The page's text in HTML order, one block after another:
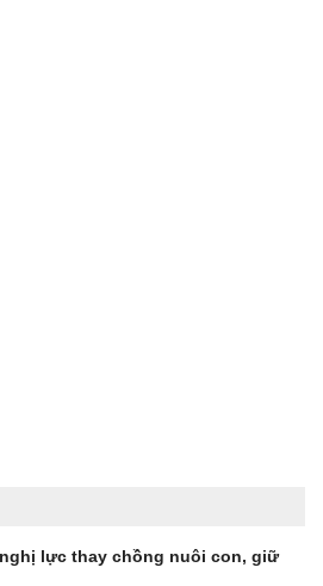
lực thay chồng nuôi con, giữ